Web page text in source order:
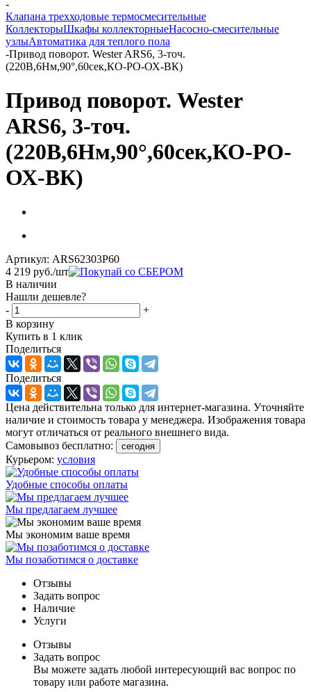
-
Клапана трехходовые термосмесительные
КоллекторыШкафы коллекторныеНасосно-смесительные
узлыАвтоматика для теплого пола
-Привод поворот. Wester ARS6, 3-точ.
(220В,6Нм,90°,60сек,КО-РО-ОХ-ВК)
Привод поворот. Wester
ARS6, 3-точ.
(220В,6Нм,90°,60сек,КО-РО-
ОХ-ВК)
Артикул: ARS62303P60
4 219 руб./шт
В наличии
Нашли дешевле?
-
+
В корзину
Купить в 1 клик
Поделиться
Поделиться
Цена действительна только для интернет-магазина. Уточняйте
наличие и стоимость товара у менеджера. Изображения товара
могут отличаться от реального внешнего вида.
Самовывоз бесплатно:
сегодня
Курьером: условия
Удобные способы оплаты
Мы предлагаем лучшее
Мы экономим ваше время
Мы позаботимся о доставке
Отзывы
Задать вопрос
Наличие
Услуги
Отзывы
Задать вопрос
Вы можете задать любой интересующий вас вопрос по
товару или работе магазина.